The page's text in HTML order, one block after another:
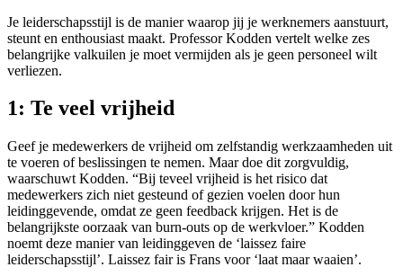
Je leiderschapsstijl is de manier waarop jij je werknemers aanstuurt,
steunt en enthousiast maakt. Professor Kodden vertelt welke zes
belangrijke valkuilen je moet vermijden als je geen personeel wilt
verliezen.
1: Te veel vrijheid
Geef je medewerkers de vrijheid om zelfstandig werkzaamheden uit
te voeren of beslissingen te nemen. Maar doe dit zorgvuldig,
waarschuwt Kodden. “Bij teveel vrijheid is het risico dat
medewerkers zich niet gesteund of gezien voelen door hun
leidinggevende, omdat ze geen feedback krijgen. Het is de
belangrijkste oorzaak van burn-outs op de werkvloer.” Kodden
noemt deze manier van leidinggeven de ‘laissez faire
leiderschapsstijl’. Laissez fair is Frans voor ‘laat maar waaien’.